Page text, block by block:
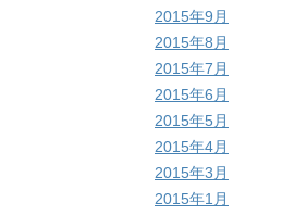
2015年9月
2015年8月
2015年7月
2015年6月
2015年5月
2015年4月
2015年3月
2015年1月